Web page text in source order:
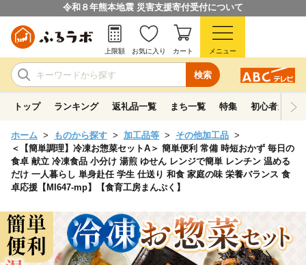
令和８年熊本地震 災害支援寄付受付について
検索
上限額 お気に入り カート メニュー
トップ ランキング 返礼品一覧 まち一覧 特集 初心者ガイド
ホーム ものから探す 加工品等
その他加工品
＜【簡単調理】冷凍お惣菜セットA＞ 簡単便利 常備 時短おかず 毎日の
食卓 献立 冷凍食品 小分け 湯煎 ゆせん レンジで簡単 レンチン 温める
だけ 一人暮らし 単身赴任 学生 仕送り 和食 家庭の味 栄養バランス 食
卓応援【MI647-mp】【食育工房まんぷく】